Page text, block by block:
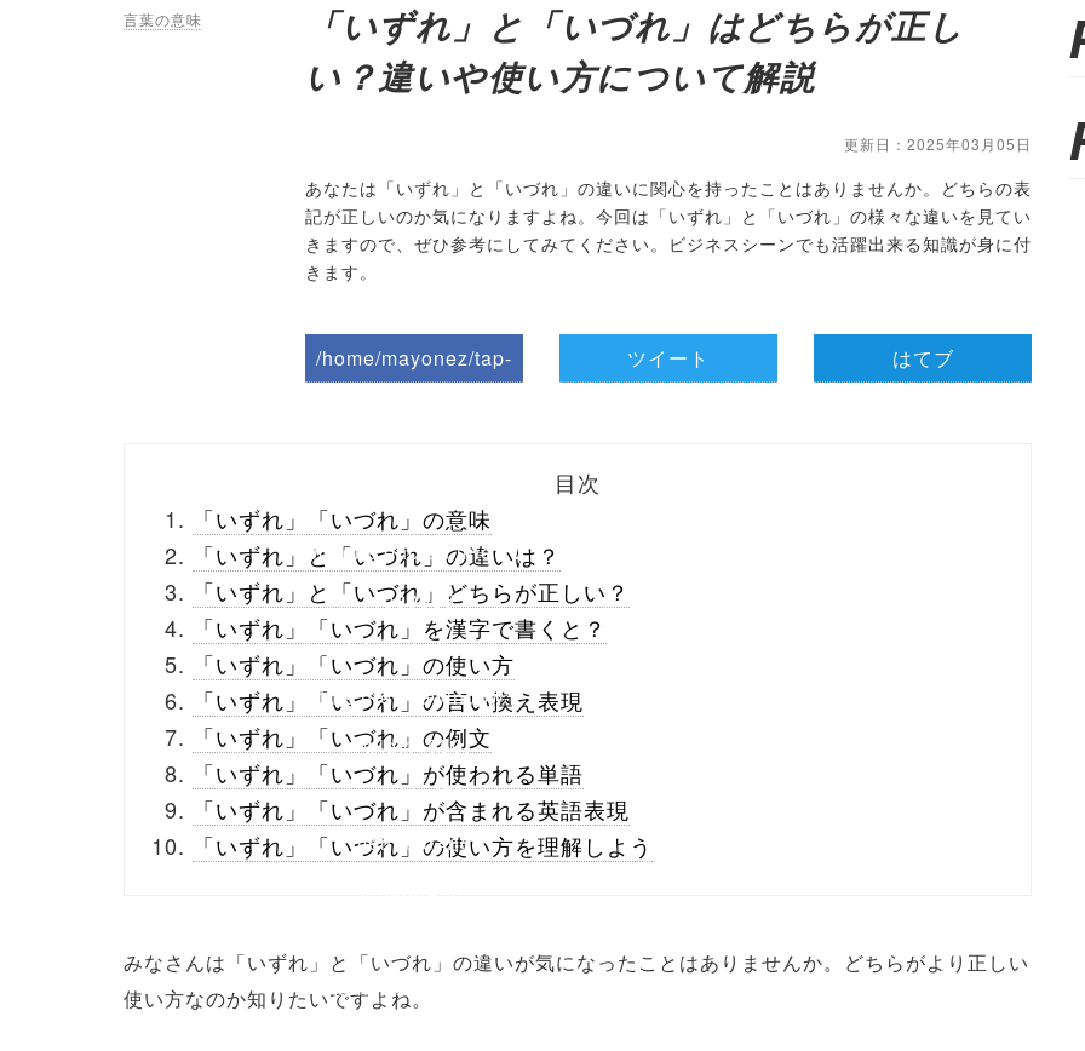
言葉の意味
「いずれ」と「いづれ」はどちらが正し
い？違いや使い方について解説
更新日：2025年03月05日
あなたは「いずれ」と「いづれ」の違いに関心を持ったことはありませんか。どちらの表
記が正しいのか気になりますよね。今回は「いずれ」と「いづれ」の様々な違いを見てい
きますので、ぜひ参考にしてみてください。ビジネスシーンでも活躍出来る知識が身に付
きます。
/home/mayonez/tap-
_theme/parts/sns-
buttons.php on line 10
/1000955"
onclick="window.open
(this.href, 'Gwindow',
'width=550,
height=450,
menubar=no,
return false;"> シェア
ツイート はてブ
目次
「いずれ」「いづれ」の意味
「いずれ」と「いづれ」の違いは？
「いずれ」と「いづれ」どちらが正しい？
「いずれ」「いづれ」を漢字で書くと？
「いずれ」「いづれ」の使い方
「いずれ」「いづれ」の言い換え表現
「いずれ」「いづれ」の例文
「いずれ」「いづれ」が使われる単語
「いずれ」「いづれ」が含まれる英語表現
「いずれ」「いづれ」の使い方を理解しよう
みなさんは「いずれ」と「いづれ」の違いが気になったことはありませんか。どちらがより正しい
使い方なのか知りたいですよね。